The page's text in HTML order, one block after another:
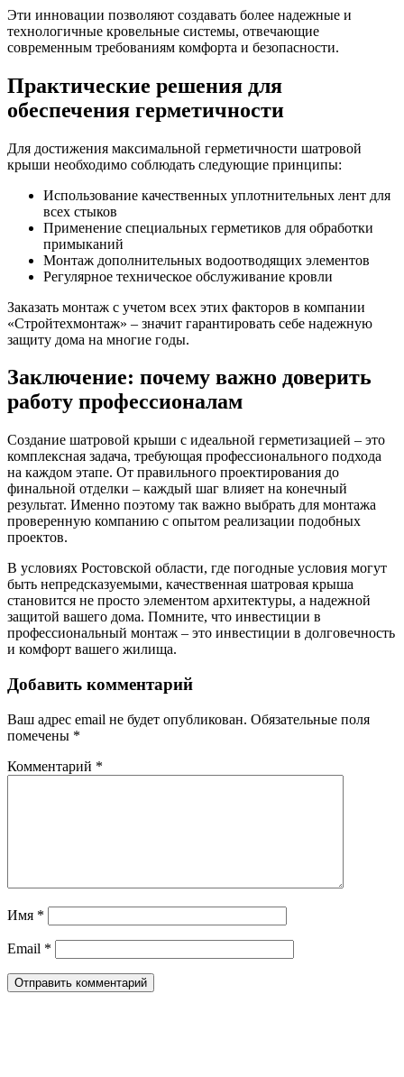
Эти инновации позволяют создавать более надежные и
технологичные кровельные системы, отвечающие
современным требованиям комфорта и безопасности.
Практические решения для
обеспечения герметичности
Для достижения максимальной герметичности шатровой
крыши необходимо соблюдать следующие принципы:
Использование качественных уплотнительных лент для
всех стыков
Применение специальных герметиков для обработки
примыканий
Монтаж дополнительных водоотводящих элементов
Регулярное техническое обслуживание кровли
Заказать монтаж с учетом всех этих факторов в компании
«Стройтехмонтаж» – значит гарантировать себе надежную
защиту дома на многие годы.
Заключение: почему важно доверить
работу профессионалам
Создание шатровой крыши с идеальной герметизацией – это
комплексная задача, требующая профессионального подхода
на каждом этапе. От правильного проектирования до
финальной отделки – каждый шаг влияет на конечный
результат. Именно поэтому так важно выбрать для монтажа
проверенную компанию с опытом реализации подобных
проектов.
В условиях Ростовской области, где погодные условия могут
быть непредсказуемыми, качественная шатровая крыша
становится не просто элементом архитектуры, а надежной
защитой вашего дома. Помните, что инвестиции в
профессиональный монтаж – это инвестиции в долговечность
и комфорт вашего жилища.
Добавить комментарий
Ваш адрес email не будет опубликован. Обязательные поля
помечены *
Комментарий *
Имя *
Email *